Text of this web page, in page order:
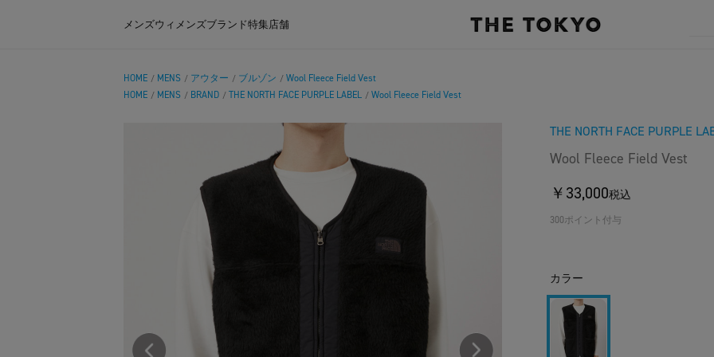
メンズウィメンズブランド特集店舗
HOME / MENS / アウター / ブルゾン / Wool Fleece Field Vest
HOME / MENS / BRAND / THE NORTH FACE PURPLE LABEL / Wool Fleece Field Vest
THE NORTH FACE PURPLE
Wool Fleece Field Vest
￥33,000税込
300ポイント付与
カラー